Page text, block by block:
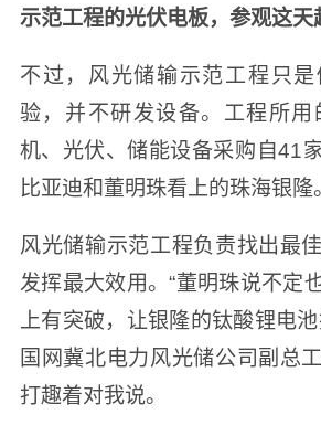
示范工程的光伏电板，参观这天
不过，风光储输示范工程只
验，并不研发设备。工程所
机、光伏、储能设备采购自41
比亚迪和董明珠看上的珠海银隆
风光储输示范工程负责找出最
发挥最大效用。“董明珠说不定
上有突破，让银隆的钛酸锂电
国网冀北电力风光储公司副总
打趣着对我说。